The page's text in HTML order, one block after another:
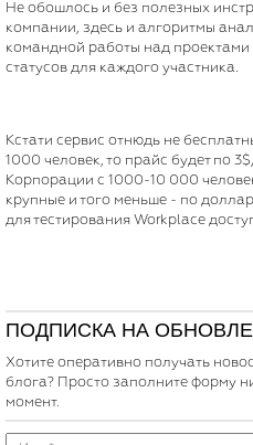
Не обошлось и без полезных
компании, здесь и алгоритмы
командной работы над
статусов для каждого участника.
Кстати сервис отнюдь не
1000 человек, то прайс будет по
Корпорации с 1000-10 000
крупные и того меньше - по
для тестирования Workplace
ПОДПИСКА НА
Хотите оперативно получать
блога? Просто заполните форму
момент.